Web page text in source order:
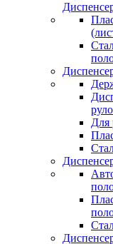
Для